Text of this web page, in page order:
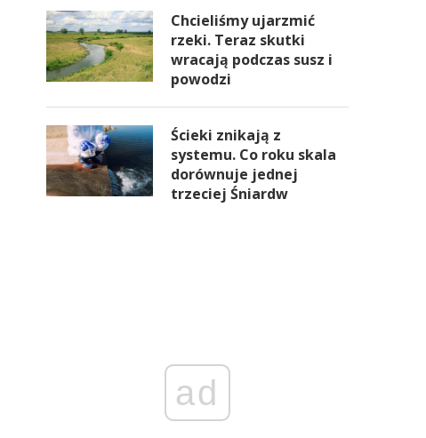
Chcieliśmy ujarzmić
rzeki. Teraz skutki
wracają podczas susz i
powodzi
Ścieki znikają z
systemu. Co roku skala
dorównuje jednej
trzeciej Śniardw
ad